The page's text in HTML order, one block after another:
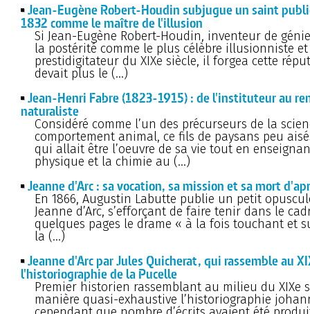
Jean-Eugène Robert-Houdin subjugue un saint
1832 comme le maître de l'illusion
Si Jean-Eugène Robert-Houdin, inventeur de
la postérité comme le plus célèbre illusionniste et
prestidigitateur du XIXe siècle, il forgea cette
devait plus le (…)
Jean-Henri Fabre (1823-1915) : de l'instituteur au
naturaliste
Considéré comme l’un des précurseurs de la
comportement animal, ce fils de paysans peu
qui allait être l’oeuvre de sa vie tout en
physique et la chimie au (…)
Jeanne d'Arc : sa vocation, sa mission et sa mort
En 1866, Augustin Labutte publie un petit
Jeanne d’Arc, s’efforçant de faire tenir dans le
quelques pages le drame « à la fois touchant et
la (…)
Jeanne d'Arc par Jules Quicherat, qui rassemble au
l'historiographie de la Pucelle
Premier historien rassemblant au milieu du XIXe
manière quasi-exhaustive l’historiographie